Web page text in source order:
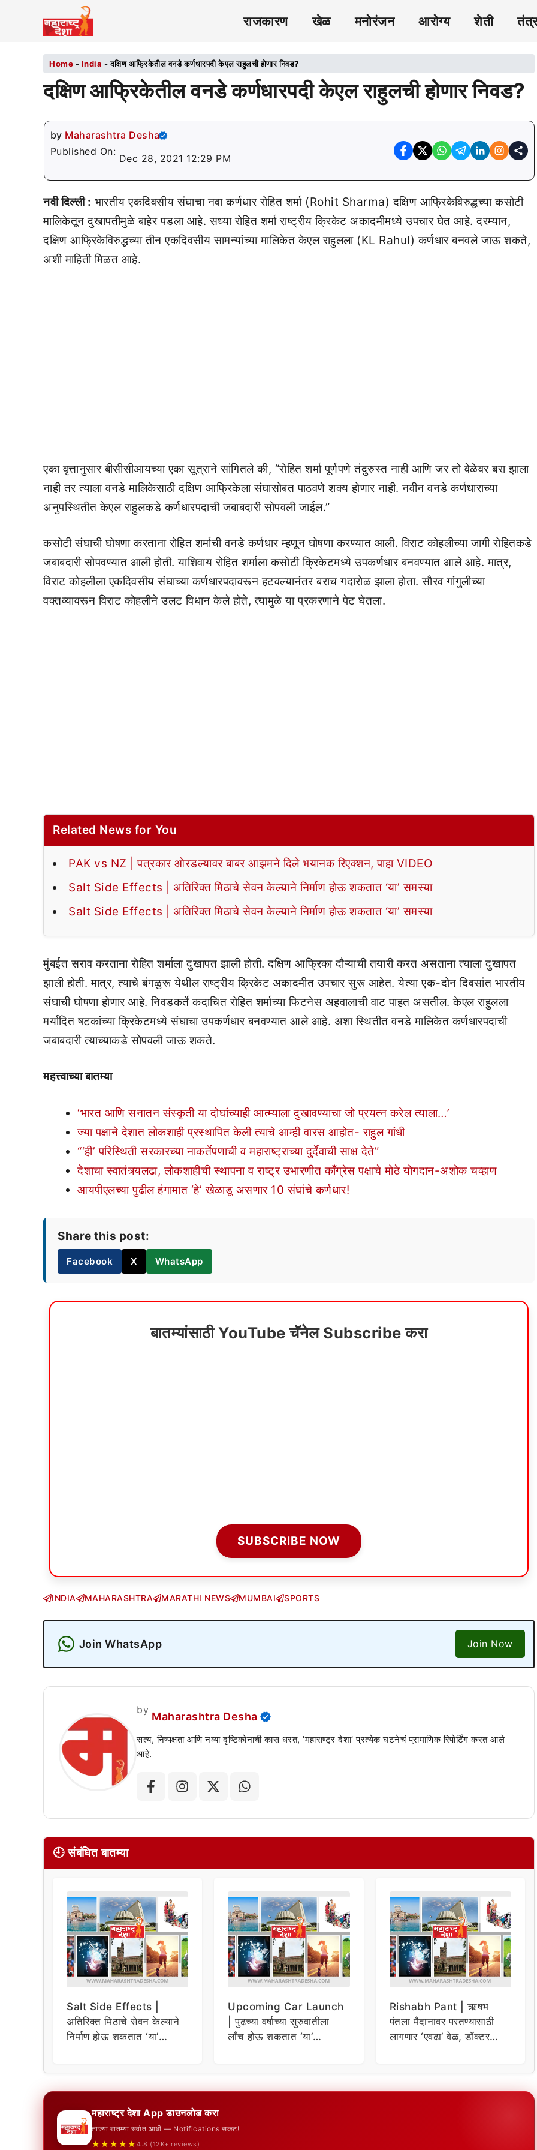
राजकारण खेळ मनोरंजन आरोग्य शेती
Home - India -दक्षिण आफ्रिकेतील वनडे कर्णधारपदी केएल राहुलची होणार निवड?
दक्षिण आफ्रिकेतील वनडे कर्णधारपदी केएल राहुलची होणार निवड?
by Maharashtra Desha
Published On:
Dec 28, 2021 12:29 PM
नवी दिल्ली : भारतीय एकदिवसीय संघाचा नवा कर्णधार रोहित शर्मा (Rohit Sharma) दक्षिण आफ्रिकेविरुद्धच्या कसोटी
मालिकेतून दुखापतीमुळे बाहेर पडला आहे. सध्या रोहित शर्मा राष्ट्रीय क्रिकेट अकादमीमध्ये उपचार घेत आहे. दरम्यान,
दक्षिण आफ्रिकेविरुद्धच्या तीन एकदिवसीय सामन्यांच्या मालिकेत केएल राहुलला (KL Rahul) कर्णधार बनवले जाऊ शकते,
अशी माहिती मिळत आहे.
एका वृत्तानुसार बीसीसीआयच्या एका सूत्राने सांगितले की, “रोहित शर्मा पूर्णपणे तंदुरुस्त नाही आणि जर तो वेळेवर बरा झाला
नाही तर त्याला वनडे मालिकेसाठी दक्षिण आफ्रिकेला संघासोबत पाठवणे शक्य होणार नाही. नवीन वनडे कर्णधाराच्या
अनुपस्थितीत केएल राहुलकडे कर्णधारपदाची जबाबदारी सोपवली जाईल.”
कसोटी संघाची घोषणा करताना रोहित शर्माची वनडे कर्णधार म्हणून घोषणा करण्यात आली. विराट कोहलीच्या जागी रोहितकडे
जबाबदारी सोपवण्यात आली होती. याशिवाय रोहित शर्माला कसोटी क्रिकेटमध्ये उपकर्णधार बनवण्यात आले आहे. मात्र,
विराट कोहलीला एकदिवसीय संघाच्या कर्णधारपदावरून हटवल्यानंतर बराच गदारोळ झाला होता. सौरव गांगुलीच्या
वक्तव्यावरून विराट कोहलीने उलट विधान केले होते, त्यामुळे या प्रकरणाने पेट घेतला.
Related News for You
PAK vs NZ | पत्रकार ओरडल्यावर बाबर आझमने दिले भयानक रिएक्शन, पाहा VIDEO
Salt Side Effects | अतिरिक्त मिठाचे सेवन केल्याने निर्माण होऊ शकतात ‘या’ समस्या
Salt Side Effects | अतिरिक्त मिठाचे सेवन केल्याने निर्माण होऊ शकतात ‘या’ समस्या
मुंबईत सराव करताना रोहित शर्माला दुखापत झाली होती. दक्षिण आफ्रिका दौऱ्याची तयारी करत असताना त्याला दुखापत
झाली होती. मात्र, त्याचे बंगळुरू येथील राष्ट्रीय क्रिकेट अकादमीत उपचार सुरू आहेत. येत्या एक-दोन दिवसांत भारतीय
संघाची घोषणा होणार आहे. निवडकर्ते कदाचित रोहित शर्माच्या फिटनेस अहवालाची वाट पाहत असतील. केएल राहुलला
मर्यादित षटकांच्या क्रिकेटमध्ये संघाचा उपकर्णधार बनवण्यात आले आहे. अशा स्थितीत वनडे मालिकेत कर्णधारपदाची
जबाबदारी त्याच्याकडे सोपवली जाऊ शकते.
महत्त्वाच्या बातम्या
‘भारत आणि सनातन संस्कृती या दोघांच्याही आत्म्याला दुखावण्याचा जो प्रयत्न करेल त्याला…’
ज्या पक्षाने देशात लोकशाही प्रस्थापित केली त्याचे आम्ही वारस आहोत- राहुल गांधी
“‘ही’ परिस्थिती सरकारच्या नाकर्तेपणाची व महाराष्ट्राच्या दुर्देवाची साक्ष देते”
देशाचा स्वातंत्र्यलढा, लोकशाहीची स्थापना व राष्ट्र उभारणीत काँग्रेस पक्षाचे मोठे योगदान-अशोक चव्हाण
आयपीएलच्या पुढील हंगामात ‘हे’ खेळाडू असणार 10 संघांचे कर्णधार!
Share this post:
Facebook X WhatsApp
बातम्यांसाठी YouTube चॅनेल Subscribe करा
SUBSCRIBE NOW
INDIA MAHARASHTRA MARATHI NEWS MUMBAI SPORTS
Join WhatsApp Join Now
by
Maharashtra Desha
सत्य, निष्पक्षता आणि नव्या दृष्टिकोनाची कास धरत, 'महाराष्ट्र देशा' प्रत्येक घटनेचं प्रामाणिक रिपोर्टिंग करत आले
आहे.
🕘 संबंधित बातम्या
Salt Side Effects |
अतिरिक्त मिठाचे सेवन केल्याने
निर्माण होऊ शकतात ‘या’
Upcoming Car Launch
| पुढच्या वर्षाच्या सुरुवातीला
लाँच होऊ शकतात ‘या’
Rishabh Pant | ऋषभ
पंतला मैदानावर परतण्यासाठी
लागणार ‘एवढा’ वेळ, डॉक्टर
महाराष्ट्र देशा App डाउनलोड करा
ताज्या बातम्या सर्वात आधी — Notifications सकट!
★★★★★ 4.8 (12K+ reviews)